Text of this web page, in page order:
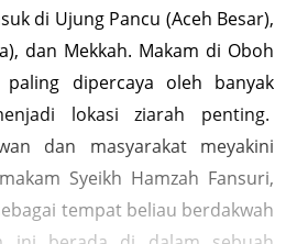
di Ujung Pancu (Aceh Besar),
dan Mekkah. Makam di Oboh
paling dipercaya oleh banyak
lokasi ziarah penting.
dan masyarakat meyakini
Syeikh Hamzah Fansuri,
tempat beliau berdakwah